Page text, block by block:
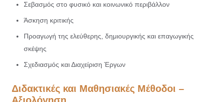
Σεβασμός στο φυσικό και κοινωνικό περιβάλλον
Άσκηση κριτικής
Προαγωγή της ελεύθερης, δημιουργικής και επαγωγικής
σκέψης
Σχεδιασμός και Διαχείριση Έργων
Διδακτικές και Μαθησιακές Μέθοδοι –